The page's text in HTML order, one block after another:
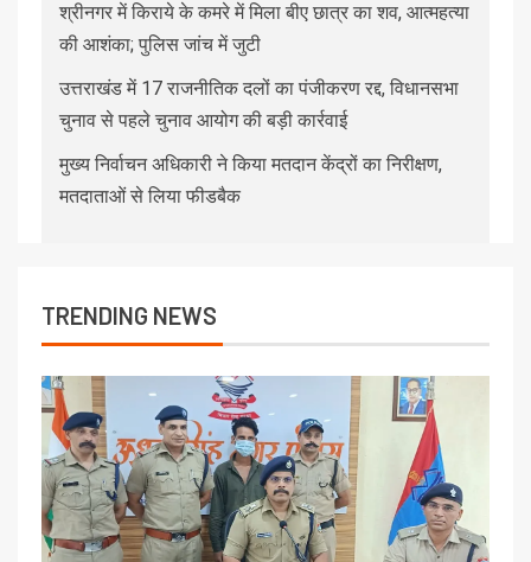
श्रीनगर में किराये के कमरे में मिला बीए छात्र का शव, आत्महत्या
की आशंका; पुलिस जांच में जुटी
उत्तराखंड में 17 राजनीतिक दलों का पंजीकरण रद्द, विधानसभा
चुनाव से पहले चुनाव आयोग की बड़ी कार्रवाई
मुख्य निर्वाचन अधिकारी ने किया मतदान केंद्रों का निरीक्षण,
मतदाताओं से लिया फीडबैक
TRENDING NEWS